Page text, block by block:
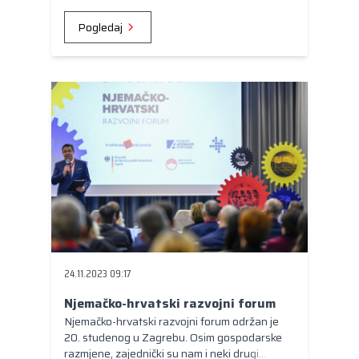
Pogledaj
24.11.2023 09:17
Njemačko-hrvatski razvojni forum
Njemačko-hrvatski razvojni forum održan je
20. studenog u Zagrebu. Osim gospodarske
razmjene, zajednički su nam i neki drugi